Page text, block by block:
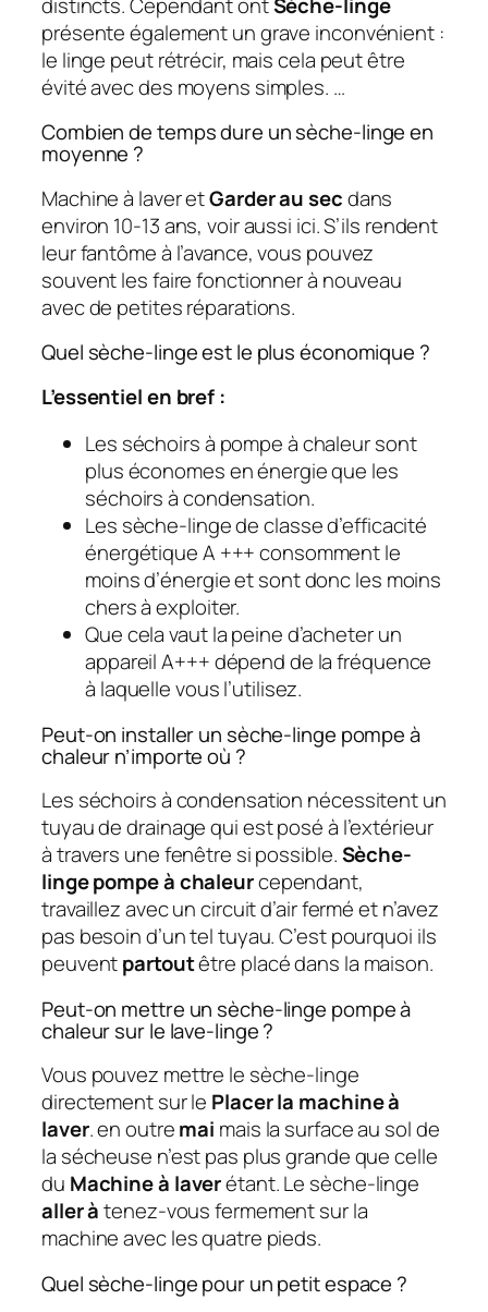
présente également un grave inconvénient :
le linge peut rétrécir, mais cela peut être
évité avec des moyens simples. …
Combien de temps dure un sèche-linge en
moyenne ?
Machine à laver etGarder au secdans
environ 10-13 ans, voir aussi ici. S’ils rendent
leur fantôme à l’avance, vous pouvez
souvent les faire fonctionner à nouveau
avec de petites réparations.
Quel sèche-linge est le plus économique ?
L’essentiel en bref :
Les séchoirs à pompe à chaleur sont
plus économes en énergie que les
séchoirs à condensation.
Les sèche-linge de classe d’efficacité
énergétique A +++ consomment le
moins d’énergie et sont donc les moins
chers à exploiter.
Que cela vaut la peine d’acheter un
appareil A+++ dépend de la fréquence
à laquelle vous l’utilisez.
Peut-on installer un sèche-linge pompe à
chaleur n’importe où ?
Les séchoirs à condensation nécessitent un
tuyau de drainage qui est posé à l’extérieur
à travers une fenêtre si possible.Sèche-
linge pompe à chaleurcependant,
travaillez avec un circuit d’air fermé et n’avez
pas besoin d’un tel tuyau. C’est pourquoi ils
peuventpartoutêtre placé dans la maison.
Peut-on mettre un sèche-linge pompe à
chaleur sur le lave-linge ?
Vous pouvez mettre le sèche-linge
directement sur le Placer la machine à
laver. en outremai mais la surface au sol de
la sécheuse n’est pas plus grande que celle
du Machine à laverétant. Le sèche-linge
aller àtenez-vous fermement sur la
machine avec les quatre pieds.
Quel sèche-linge pour un petit espace ?